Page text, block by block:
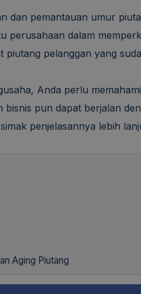
dan pemantauan umur
perusahaan dalam
piutang pelanggan yang
Anda perlu memahami
pun dapat berjalan
penjelasannya lebih
Aging Piutang